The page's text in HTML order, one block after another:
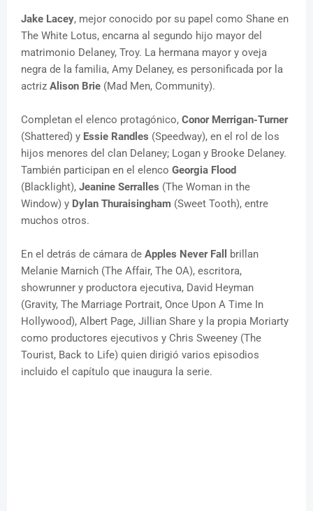
Jake Lacey, mejor conocido por su papel como Shane en
The White Lotus, encarna al segundo hijo mayor del
matrimonio Delaney, Troy. La hermana mayor y oveja
negra de la familia, Amy Delaney, es personificada por la
actriz Alison Brie (Mad Men, Community).
Completan el elenco protagónico, Conor Merrigan-Turner
(Shattered) y Essie Randles (Speedway), en el rol de los
hijos menores del clan Delaney; Logan y Brooke Delaney.
También participan en el elenco Georgia Flood
(Blacklight), Jeanine Serralles (The Woman in the
Window) y Dylan Thuraisingham (Sweet Tooth), entre
muchos otros.
En el detrás de cámara de Apples Never Fall
brillan
Melanie Marnich (The Affair, The OA), escritora,
showrunner y productora ejecutiva, David Heyman
(Gravity, The Marriage Portrait, Once Upon A Time In
Hollywood), Albert Page, Jillian Share y la propia Moriarty
como productores ejecutivos y Chris Sweeney (The
Tourist, Back to Life) quien dirigió varios episodios
incluido el capítulo que inaugura la serie.